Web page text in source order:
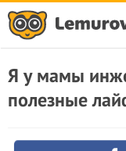
Я у мамы
полезные